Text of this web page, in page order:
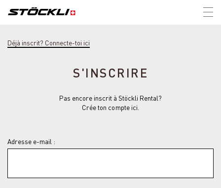
Déjà inscrit? Connecte-toi ici
S'INSCRIRE
Pas encore inscrit à Stöckli Rental?
Crée ton compte ici.
Adresse e-mail :